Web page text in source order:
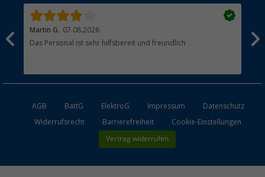
Martin G. 07.08.2026
Das Personal ist sehr hilfsbereit und freundlich
AGB BattG ElektroG Impressum
Datenschutz
Widerrufsrecht
Barrierefreiheit Cookie-Einstellungen
Vertrag widerrufen